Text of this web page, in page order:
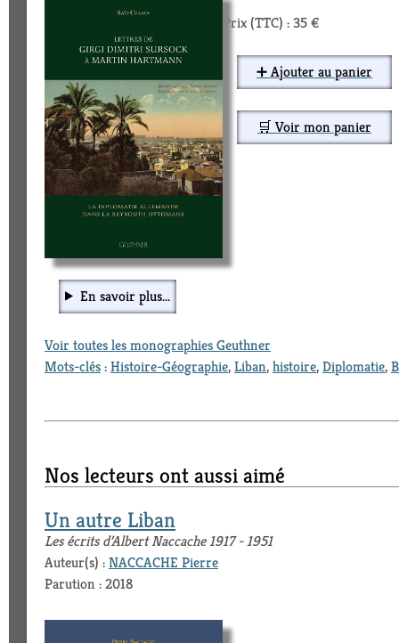
Prix (TTC) : 35 €
➕ Ajouter au panier
🛒 Voir mon panier
En savoir plus...
Voir toutes les monographies Geuthner
Mots-clés:Histoire-Géographie,Liban,histoire,Diplomatie,
Nos lecteurs ont aussi aimé
Un autre Liban
Les écrits d’Albert Naccache 1917 - 1951
Auteur(s) :NACCACHE Pierre
Parution : 2018